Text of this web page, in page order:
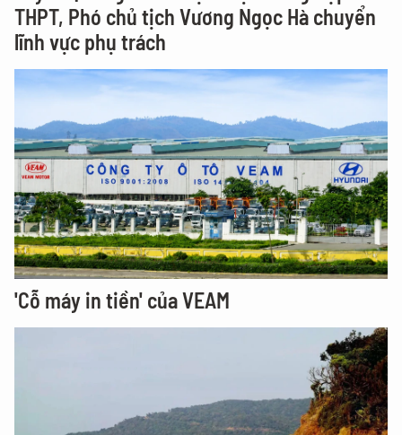
THPT, Phó chủ tịch Vương Ngọc Hà chuyển
lĩnh vực phụ trách
'Cỗ máy in tiền' của VEAM